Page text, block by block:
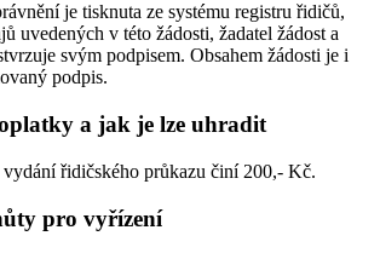
je tisknuta ze systému registru řidičů,
uvedených v této žádosti, žadatel žádost a
svým podpisem. Obsahem žádosti je i
podpis.
a jak je lze uhradit
vydání řidičského průkazu činí 200,- Kč.
pro vyřízení